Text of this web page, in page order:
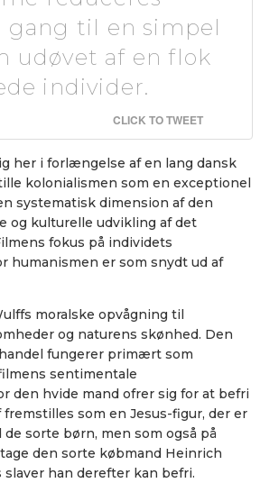
gang til en simpel
udøvet af en flok
individer.
CLICK TO TWEET
her i forlængelse af en lang dansk
kolonialismen som en exceptionel
systematisk dimension af den
og kulturelle udvikling af det
fokus på individets
humanismen er som snydt ud af
moralske opvågning til
og naturens skønhed. Den
fungerer primært som
sentimentale
den hvide mand ofrer sig for at befri
som en Jesus-figur, der er
sorte børn, men som også på
den sorte købmand Heinrich
han derefter kan befri.